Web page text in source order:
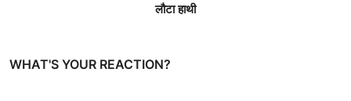
लौटा हाथी
WHAT'S YOUR REACTION?